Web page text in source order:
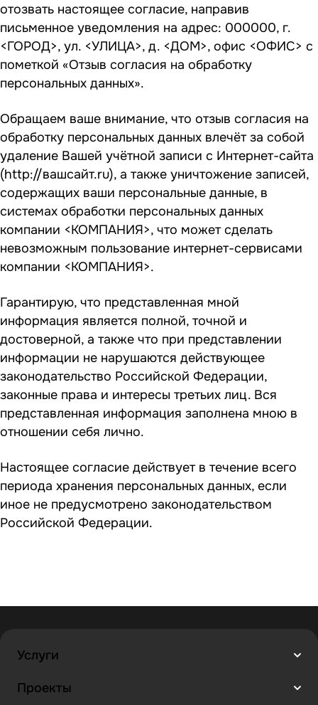
отозвать настоящее согласие, направив
письменное уведомления на адрес: 000000, г.
<ГОРОД>, ул. <УЛИЦА>, д. <ДОМ>, офис <ОФИС> с
пометкой «Отзыв согласия на обработку
персональных данных».
Обращаем ваше внимание, что отзыв согласия на
обработку персональных данных влечёт за собой
удаление Вашей учётной записи с Интернет-сайта
(http://вашсайт.ru), а также уничтожение записей,
содержащих ваши персональные данные, в
системах обработки персональных данных
компании <КОМПАНИЯ>, что может сделать
невозможным пользование интернет-сервисами
компании <КОМПАНИЯ>.
Гарантирую, что представленная мной
информация является полной, точной и
достоверной, а также что при представлении
информации не нарушаются действующее
законодательство Российской Федерации,
законные права и интересы третьих лиц. Вся
представленная информация заполнена мною в
отношении себя лично.
Настоящее согласие действует в течение всего
периода хранения персональных данных, если
иное не предусмотрено законодательством
Российской Федерации.
Услуги
Проекты